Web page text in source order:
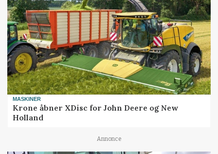
MASKINER
Krone åbner XDisc for John Deere og New
Holland
Annonce